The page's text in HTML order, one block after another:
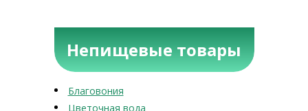
Непищевые товары
Благовония
Цветочная вода